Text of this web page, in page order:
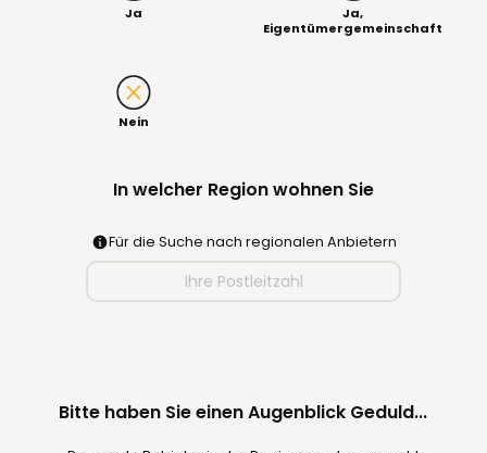
Ja
Ja,
Eigentümergemeinschaft
Nein
In welcher Region wohnen Sie
Für die Suche nach regionalen Anbietern
Bitte haben Sie einen Augenblick Geduld...